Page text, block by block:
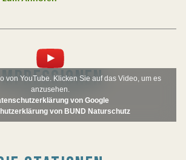
von YouTube. Klicken Sie auf das Video, um es
anzusehen.
von Google
von BUND Naturschutz